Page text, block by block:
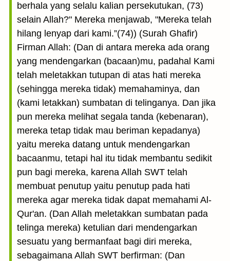
berhala yang selalu kalian persekutukan, (73)
selain Allah?" Mereka menjawab, "Mereka telah
hilang lenyap dari kami.”(74)) (Surah Ghafir)
Firman Allah: (Dan di antara mereka ada orang
yang mendengarkan (bacaan)mu, padahal Kami
telah meletakkan tutupan di atas hati mereka
(sehingga mereka tidak) memahaminya, dan
(kami letakkan) sumbatan di telinganya. Dan jika
pun mereka melihat segala tanda (kebenaran),
mereka tetap tidak mau beriman kepadanya)
yaitu mereka datang untuk mendengarkan
bacaanmu, tetapi hal itu tidak membantu sedikit
pun bagi mereka, karena Allah SWT telah
membuat penutup yaitu penutup pada hati
mereka agar mereka tidak dapat memahami Al-
Qur'an. (Dan Allah meletakkan sumbatan pada
telinga mereka) ketulian dari mendengarkan
sesuatu yang bermanfaat bagi diri mereka,
sebagaimana Allah SWT berfirman: (Dan